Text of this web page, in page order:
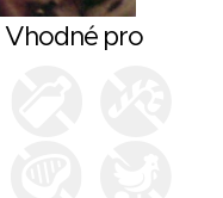
Vhodné pro